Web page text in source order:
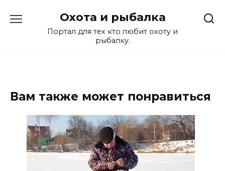
содержанию
Охота и рыбалка
Портал для тех кто любит охоту и
рыбалку.
Вам также может понравиться